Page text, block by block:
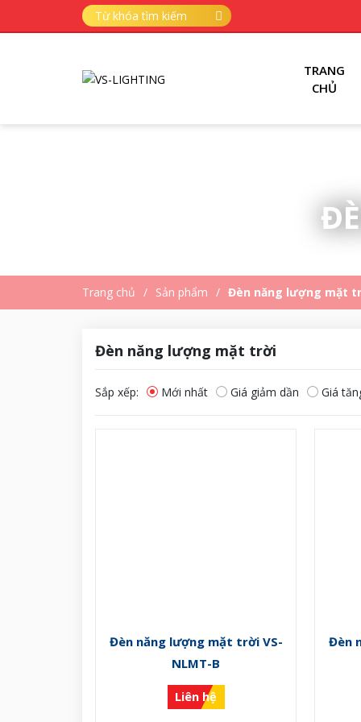
TRANG
CHỦ
Trang chủ Sản phẩm Đèn năng lượng mặt
Đèn năng lượng mặt trời
Sắp xếp: Mới nhất Giá giảm dần Giá
Đèn năng lượng mặt trời VS-
NLMT-B
Liên hệ
Đèn